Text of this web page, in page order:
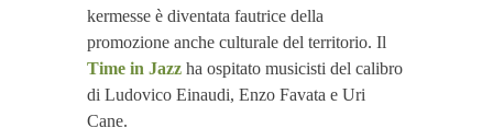
kermesse è diventata fautrice della
promozione anche culturale del territorio. Il
Time in Jazz ha ospitato musicisti del calibro
di Ludovico Einaudi, Enzo Favata e Uri
Cane.